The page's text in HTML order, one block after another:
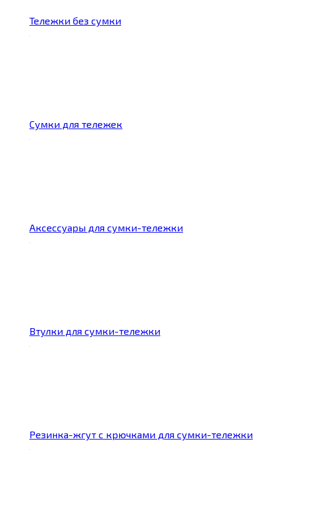
Тележки без сумки
Сумки для тележек
Аксессуары для сумки-тележки
Втулки для сумки-тележки
Резинка-жгут с крючками для сумки-тележки